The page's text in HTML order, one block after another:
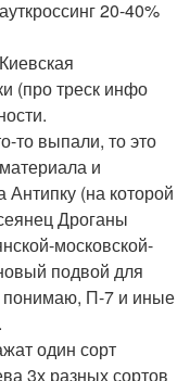
20-40%
(про треск инфо
то выпали, то это
и
(на которой
Дроганы
московской-
подвой для
понимаю, П-7 и иные
один сорт
3х разных сортов